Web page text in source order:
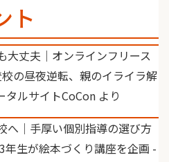
ト
大丈夫｜オンラインフリース
の昼夜逆転、親のイライラ解
タルサイトCoCon より
へ｜手厚い個別指導の選び方
年生が絵本づくり講座を企画 -